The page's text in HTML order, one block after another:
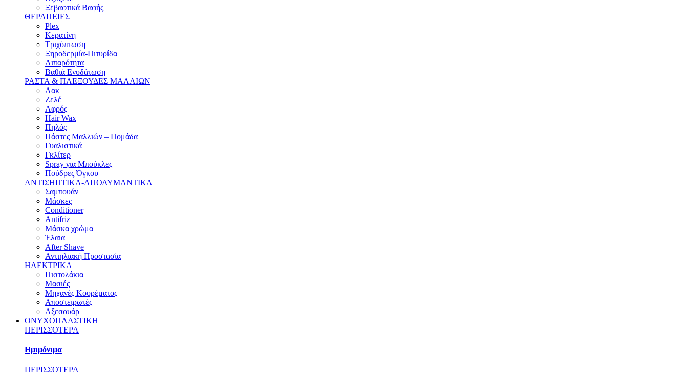
Ξεβαφτικά Βαφής
ΘΕΡΑΠΕΙΕΣ
Plex
Κερατίνη
Τριχόπτωση
Ξηροδερμία-Πιτυρίδα
Λιπαρότητα
Βαθιά Ενυδάτωση
ΡΑΣΤΑ & ΠΛΕΞΟΥΔΕΣ ΜΑΛΛΙΩΝ
Λακ
Ζελέ
Αφρός
Hair Wax
Πηλός
Πάστες Μαλλιών – Πομάδα
Γυαλιστικά
Γκλίτερ
Spray για Μπούκλες
Πούδρες Όγκου
ΑΝΤΙΣΗΠΤΙΚΑ-ΑΠΟΛΥΜΑΝΤΙΚΑ
Σαμπουάν
Μάσκες
Conditioner
Antifriz
Μάσκα χρώμα
Έλαια
After Shave
Αντιηλιακή Προστασία
ΗΛΕΚΤΡΙΚΑ
Πιστολάκια
Μασιές
Μηχανές Κουρέματος
Αποστειρωτές
Αξεσουάρ
ΟΝΥΧΟΠΛΑΣΤΙΚΗ
ΠΕΡΙΣΣΟΤΕΡΑ
Ημιμόνιμα
ΠΕΡΙΣΣΟΤΕΡΑ